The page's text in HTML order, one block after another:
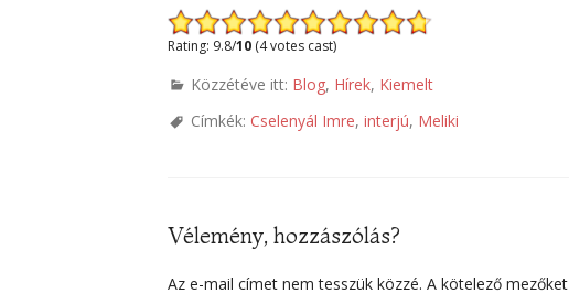
Rating: 9.8/10 (4 votes cast)
Közzétéve itt: Blog, Hírek, Kiemelt
Címkék: Cselenyál Imre, interjú, Meliki
Vélemény, hozzászólás?
Az e-mail címet nem tesszük közzé. A kötelező mezőket